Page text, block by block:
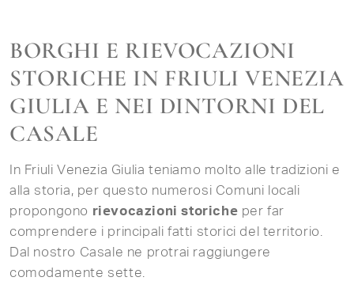
BORGHI E RIEVOCAZIONI
STORICHE IN FRIULI VENEZIA
GIULIA E NEI DINTORNI DEL
CASALE
In Friuli Venezia Giulia teniamo molto alle tradizioni e
alla storia, per questo numerosi Comuni locali
propongono rievocazioni storiche per far
comprendere i principali fatti storici del territorio.
Dal nostro Casale ne protrai raggiungere
comodamente sette.